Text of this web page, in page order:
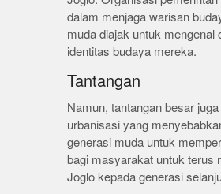
dalam menjaga warisan
muda diajak untuk
identitas budaya mereka.
Tantangan
Namun, tantangan besar
urbanisasi yang
generasi muda untuk
bagi masyarakat untuk terus
Joglo kepada generasi